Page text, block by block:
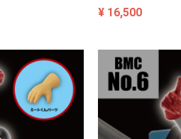
¥ 16,500